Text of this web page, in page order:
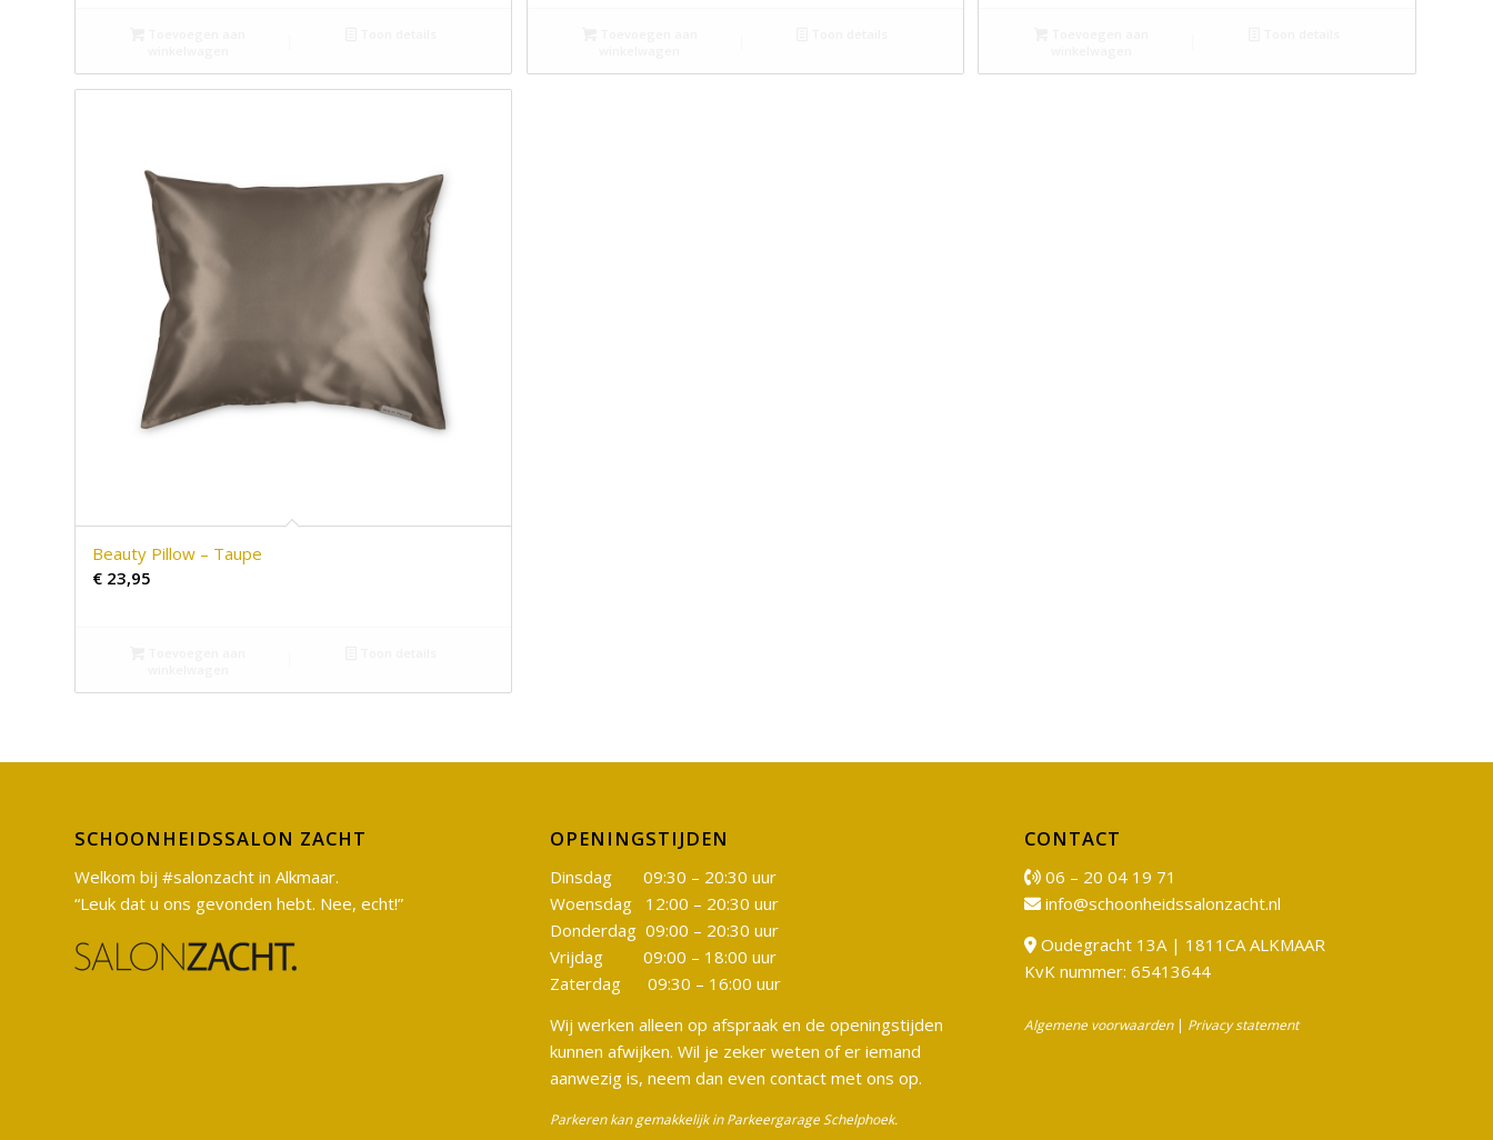
Beauty Pillow – Taupe
€ 23,95
SCHOONHEIDSSALON ZACHT
Welkom bij #salonzacht in Alkmaar.
“Leuk dat u ons gevonden hebt. Nee, echt!”
OPENINGSTIJDEN
Dinsdag 09:30 – 20:30 uur
Woensdag 12:00 – 20:30 uur
Donderdag 09:00 – 20:30 uur
Vrijdag 09:00 – 18:00 uur
Zaterdag 09:30 – 16:00 uur
Wij werken alleen op afspraak en de openingstijden
kunnen afwijken. Wil je zeker weten of er iemand
aanwezig is, neem dan even contact met ons op.
Parkeren kan gemakkelijk in Parkeergarage Schelphoek.
CONTACT
06 – 20 04 19 71
info@schoonheidssalonzacht.nl
Oudegracht 13A | 1811CA ALKMAAR
KvK nummer: 65413644
Algemene voorwaarden| Privacy statement